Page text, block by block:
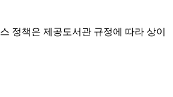
정책은 제공도서관 규정에 따라 상이